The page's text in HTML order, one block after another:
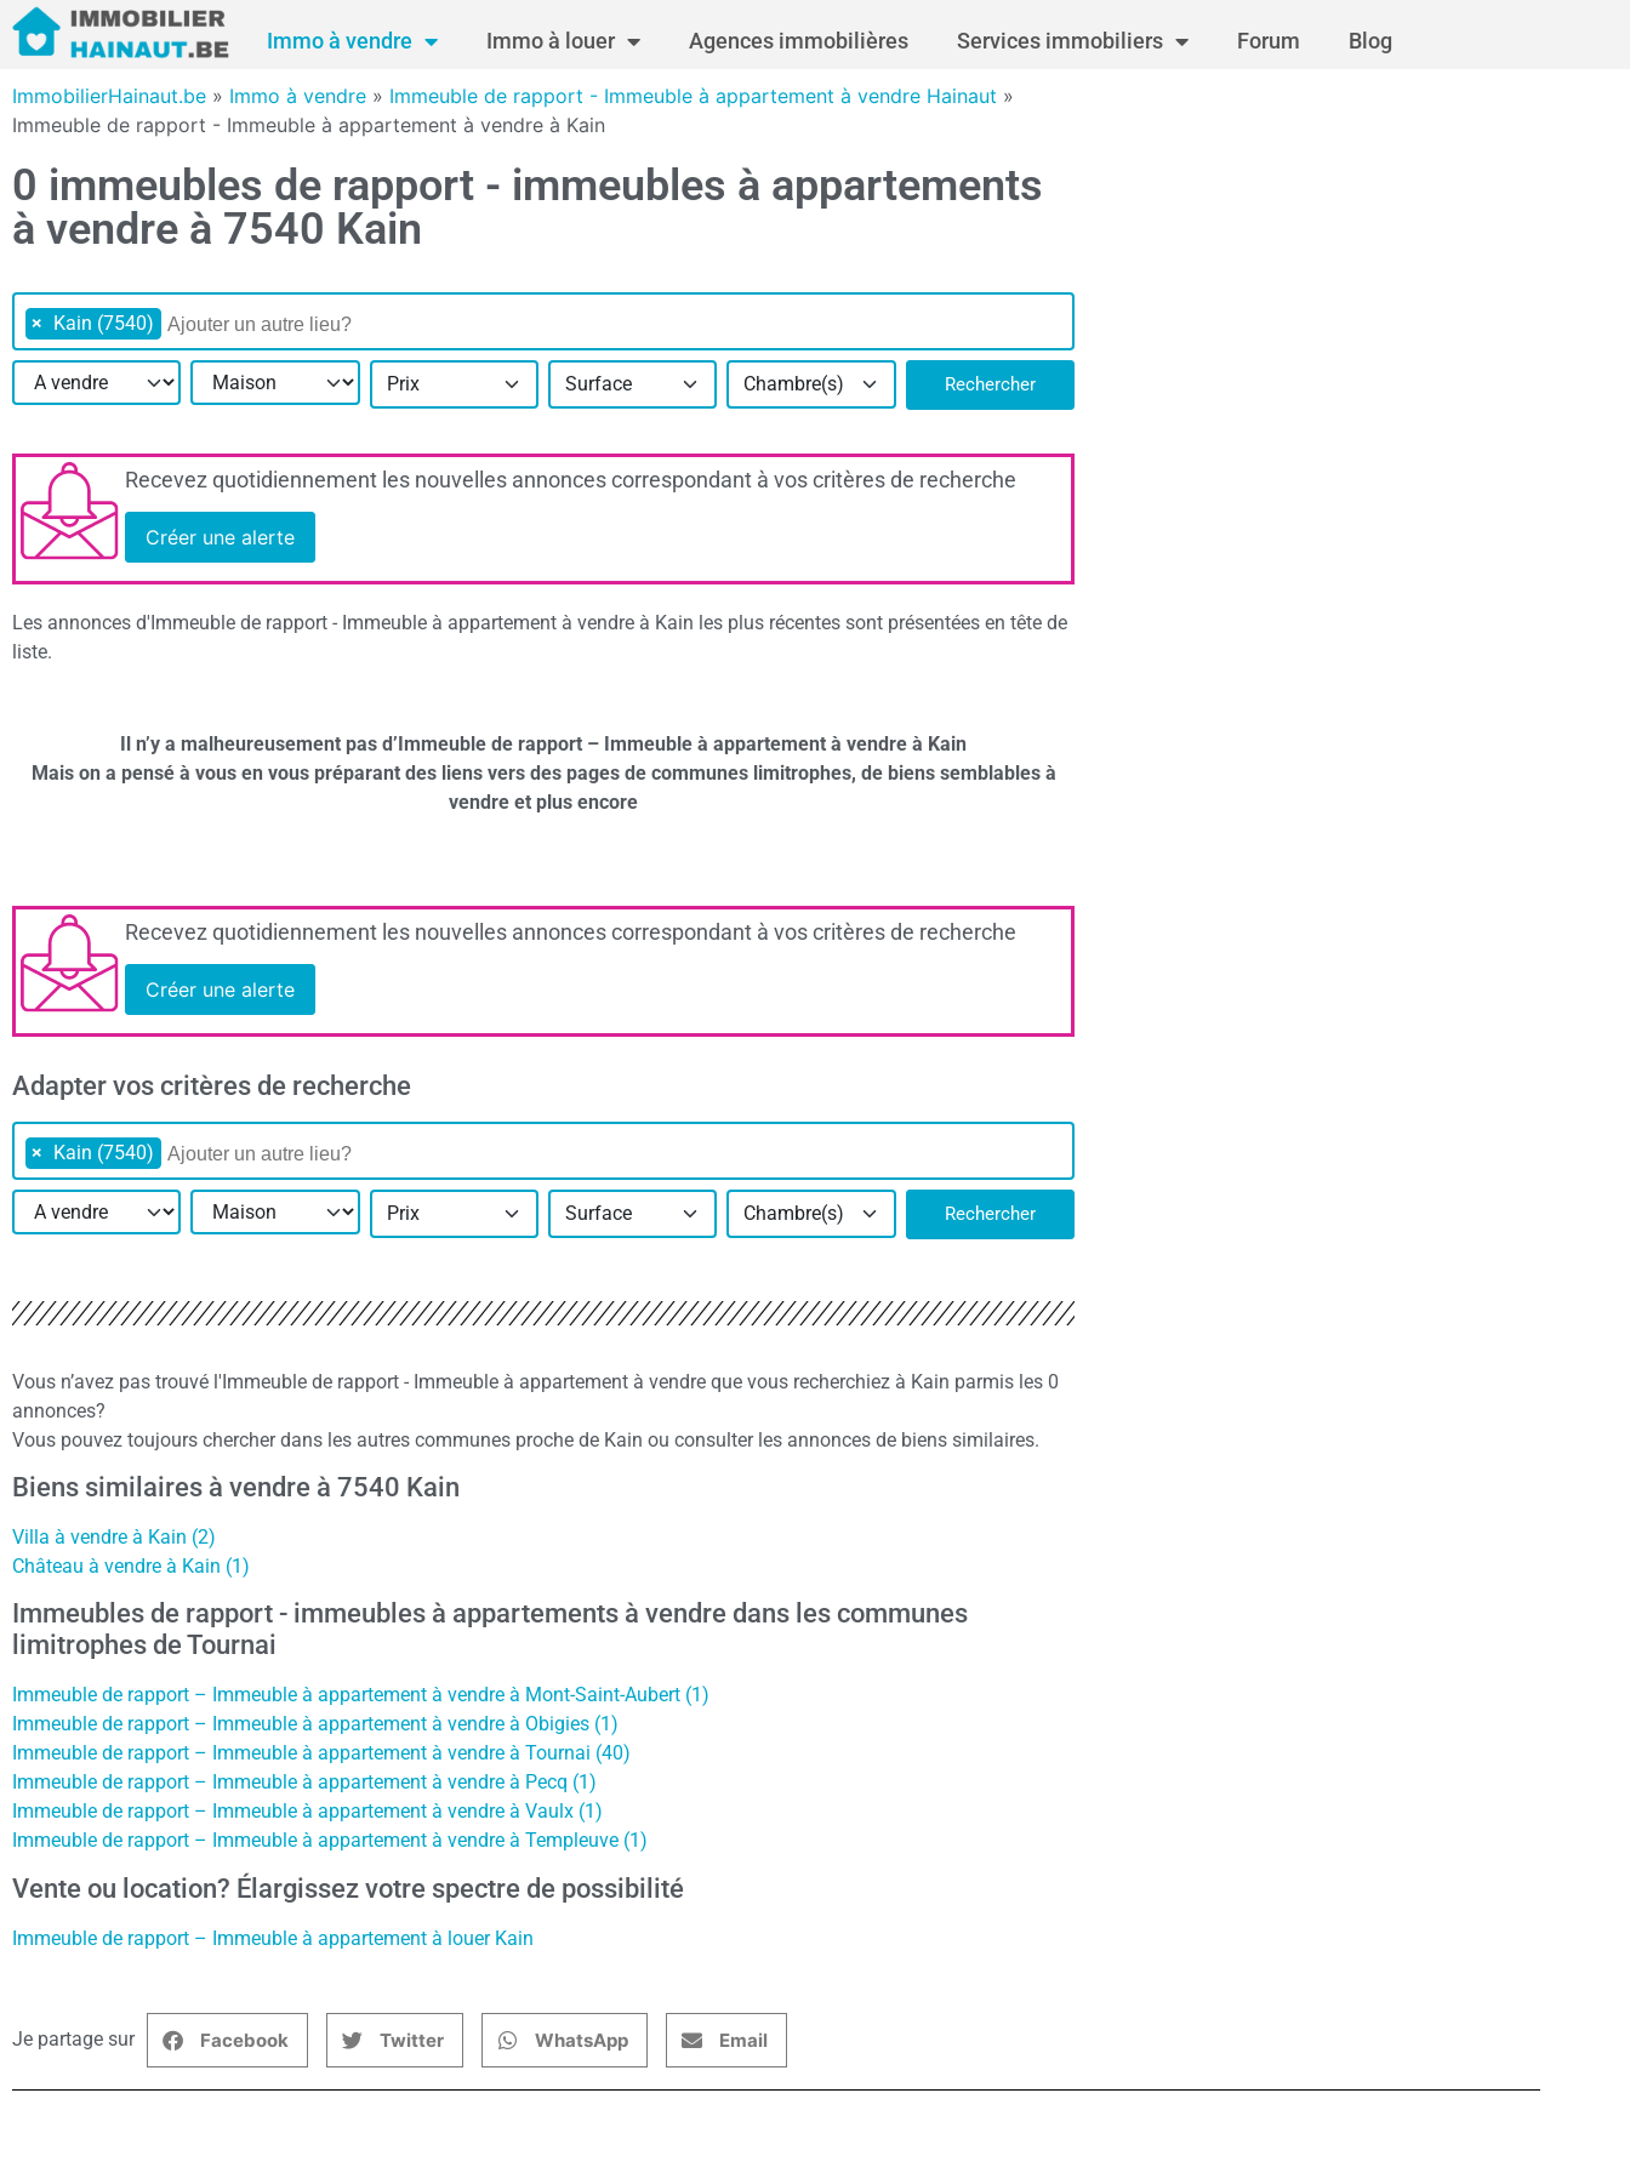
Immo à vendre Immo à louer Agences immobilières Services immobiliers Forum Blog
ImmobilierHainaut.be » Immo à vendre » Immeuble de rapport - Immeuble à appartement à vendre Hainaut »
Immeuble de rapport - Immeuble à appartement à vendre à Kain
0 immeubles de rapport - immeubles à appartements
à vendre à 7540 Kain
× Kain (7540)
Prix Surface Chambre(s) Rechercher
Recevez quotidiennement les nouvelles annonces correspondant à vos critères de recherche
Créer une alerte
Les annonces d'Immeuble de rapport - Immeuble à appartement à vendre à Kain les plus récentes sont présentées en tête de
liste.
Il n’y a malheureusement pas d’Immeuble de rapport – Immeuble à appartement à vendre à Kain
Mais on a pensé à vous en vous préparant des liens vers des pages de communes limitrophes, de biens semblables à
vendre et plus encore
Recevez quotidiennement les nouvelles annonces correspondant à vos critères de recherche
Créer une alerte
Adapter vos critères de recherche
× Kain (7540)
Prix Surface Chambre(s) Rechercher
Vous n’avez pas trouvé l'Immeuble de rapport - Immeuble à appartement à vendre que vous recherchiez à Kain parmis les 0
annonces?
Vous pouvez toujours chercher dans les autres communes proche de Kain ou consulter les annonces de biens similaires.
Biens similaires à vendre à 7540 Kain
Villa à vendre à Kain (2)
Château à vendre à Kain (1)
Immeubles de rapport - immeubles à appartements à vendre dans les communes
limitrophes de Tournai
Immeuble de rapport – Immeuble à appartement à vendre à Mont-Saint-Aubert (1)
Immeuble de rapport – Immeuble à appartement à vendre à Obigies (1)
Immeuble de rapport – Immeuble à appartement à vendre à Tournai (40)
Immeuble de rapport – Immeuble à appartement à vendre à Pecq (1)
Immeuble de rapport – Immeuble à appartement à vendre à Vaulx (1)
Immeuble de rapport – Immeuble à appartement à vendre à Templeuve (1)
Vente ou location? Élargissez votre spectre de possibilité
Immeuble de rapport – Immeuble à appartement à louer Kain
Je partage sur Facebook Twitter WhatsApp Email